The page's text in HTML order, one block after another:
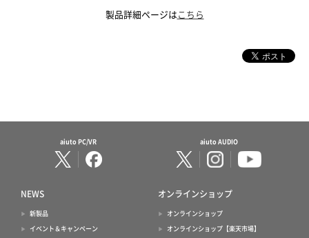
製品詳細ページは こちら
aiuto PC/VR aiuto AUDIO
NEWS
新製品
イベント＆キャンペーン
オンラインショップ
オンラインショップ
オンラインショップ【楽天市場】